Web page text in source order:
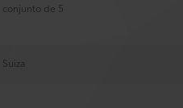
conjunto de 5
Suiza